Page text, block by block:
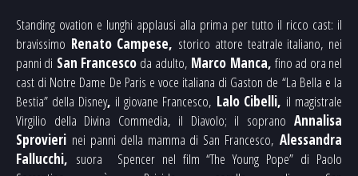
Standing ovation e lunghi applausi alla prima per tutto il ricco cast: il
bravissimo Renato Campese, storico attore teatrale italiano, nei
panni di San Francesco da adulto, Marco Manca, fino ad ora nel
cast di Notre Dame De Paris e voce italiana di Gaston de “La Bella e la
Bestia” della Disney, il giovane Francesco, Lalo Cibelli, il magistrale
Virgilio della Divina Commedia, il Diavolo; il soprano Annalisa
Sprovieri nei panni della mamma di San Francesco, Alessandra
Fallucchi, suora Spencer nel film “The Young Pope” di Paolo